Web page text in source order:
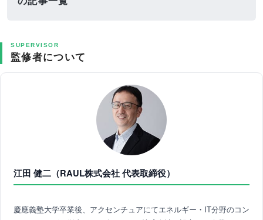
SUPERVISOR
監修者について
江田 健二（RAUL株式会社 代表取締役）
慶應義塾大学卒業後、アクセンチュアにてエネルギー・IT分野のコン